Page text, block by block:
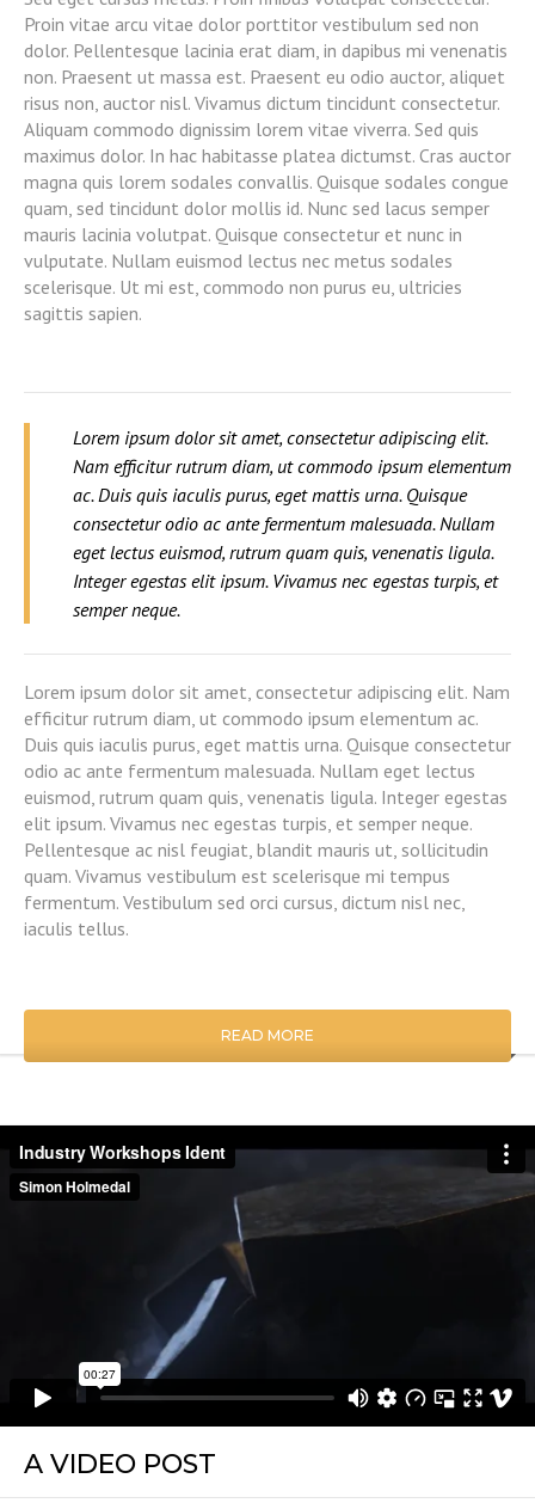
Proin vitae arcu vitae dolor porttitor vestibulum sed non
dolor. Pellentesque lacinia erat diam, in dapibus mi venenatis
non. Praesent ut massa est. Praesent eu odio auctor, aliquet
risus non, auctor nisl. Vivamus dictum tincidunt consectetur.
Aliquam commodo dignissim lorem vitae viverra. Sed quis
maximus dolor. In hac habitasse platea dictumst. Cras auctor
magna quis lorem sodales convallis. Quisque sodales congue
quam, sed tincidunt dolor mollis id. Nunc sed lacus semper
mauris lacinia volutpat. Quisque consectetur et nunc in
vulputate. Nullam euismod lectus nec metus sodales
scelerisque. Ut mi est, commodo non purus eu, ultricies
sagittis sapien.
Lorem ipsum dolor sit amet, consectetur adipiscing elit.
Nam efficitur rutrum diam, ut commodo ipsum elementum
ac. Duis quis iaculis purus, eget mattis urna. Quisque
consectetur odio ac ante fermentum malesuada. Nullam
eget lectus euismod, rutrum quam quis, venenatis ligula.
Integer egestas elit ipsum. Vivamus nec egestas turpis, et
semper neque.
Lorem ipsum dolor sit amet, consectetur adipiscing elit. Nam
efficitur rutrum diam, ut commodo ipsum elementum ac.
Duis quis iaculis purus, eget mattis urna. Quisque consectetur
odio ac ante fermentum malesuada. Nullam eget lectus
euismod, rutrum quam quis, venenatis ligula. Integer egestas
elit ipsum. Vivamus nec egestas turpis, et semper neque.
Pellentesque ac nisl feugiat, blandit mauris ut, sollicitudin
quam. Vivamus vestibulum est scelerisque mi tempus
fermentum. Vestibulum sed orci cursus, dictum nisl nec,
iaculis tellus.
READ MORE
A VIDEO POST